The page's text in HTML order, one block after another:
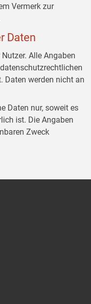
Vermerk zur
Daten
Alle Angaben
Daten werden nicht an
Daten nur, soweit es
ist. Die Angaben
Zweck